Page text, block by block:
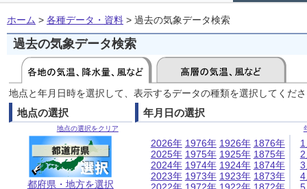
ホーム > 各種データ・資料 > 過去の気象データ検索
過去の気象データ検索
地点と年月日時を選択して、表示するデータの種類を選択してくだ
地点の選択
地点の選択をクリア
都府県・地方を選択
年月日の選択
2026年
2025年
2024年
2023年
1976年
1975年
1974年
1973年
1926年
1925年
1924年
1923年
1876年
1875年
1874年
1873年